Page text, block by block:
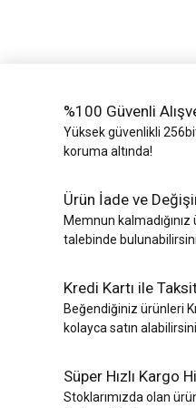
%100 Güvenli
Yüksek güvenlikli
koruma altında!
Ürün İade ve
Memnun
talebinde
Kredi Kartı ile
Beğendiğiniz ürünleri
kolayca satın
Süper Hızlı Kargo
Stoklarımızda olan